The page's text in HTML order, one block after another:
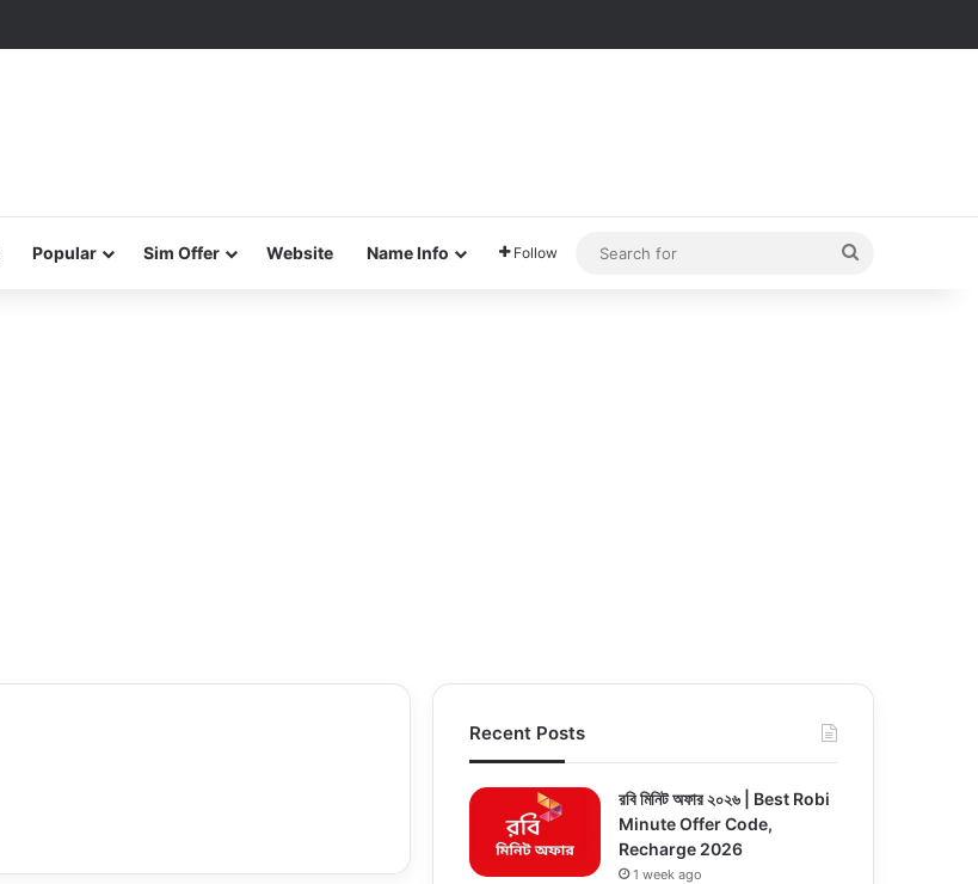
Popular Sim Offer Website Name Info Follow
Recent Posts
রবি মিনিট অফার ২০২৬ | Best Robi
Minute Offer Code,
Recharge 2026
1 week ago